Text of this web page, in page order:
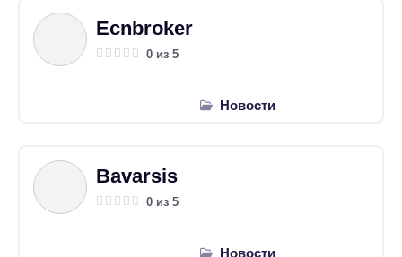
Ecnbroker
0 из 5
Новости
Bavarsis
0 из 5
Новости